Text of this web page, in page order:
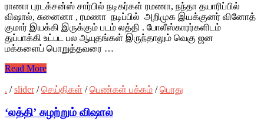
ராணா புரடக்சன்ஸ் சார்பில் நடிகர்கள் ரமணா, நந்தா தயாரிப்பில்
விஷால், சுனைனா , ரமணா நடிப்பில் அறிமுக இயக்குனர் வினோத்
குமார் இயக்கி இருக்கும் படம் லத்தி . போலீஸ்காரர்களிடம்
துப்பாக்கி உட்பட பல ஆயுதங்கள் இருந்தாலும் வெகு ஜன
மக்களைப் பொறுத்தவரை …
Read More
. /slider/செய்திகள் /பெண்கள் பக்கம் /பொது
‘லத்தி’ சுழற்றும் விஷால்